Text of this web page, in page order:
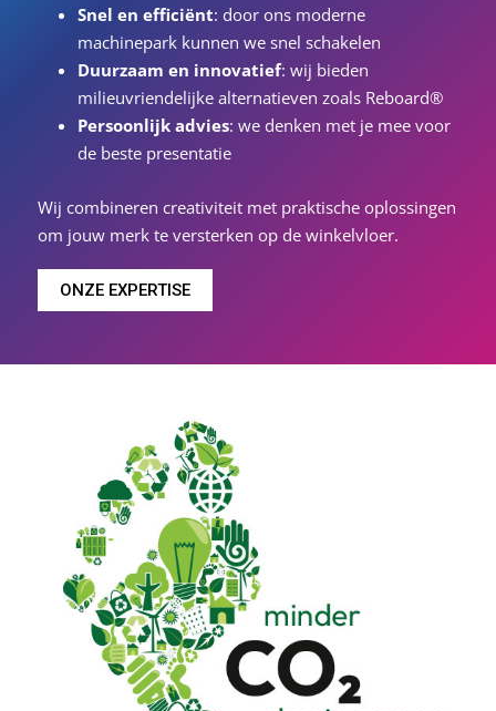
Snel en efficiënt: door ons moderne
machinepark kunnen we snel schakelen
Duurzaam en innovatief: wij bieden
milieuvriendelijke alternatieven zoals Reboard®
Persoonlijk advies: we denken met je mee voor
de beste presentatie
Wij combineren creativiteit met praktische oplossingen
om jouw merk te versterken op de winkelvloer.
ONZE EXPERTISE